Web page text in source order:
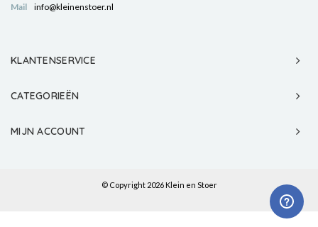
Mail info@kleinenstoer.nl
KLANTENSERVICE
CATEGORIEËN
MIJN ACCOUNT
© Copyright 2026 Klein en Stoer